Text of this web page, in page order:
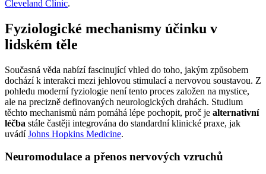
Cleveland Clinic.
Fyziologické mechanismy účinku v
lidském těle
Současná věda nabízí fascinující vhled do toho, jakým způsobem
dochází k interakci mezi jehlovou stimulací a nervovou soustavou. Z
pohledu moderní fyziologie není tento proces založen na mystice,
ale na precizně definovaných neurologických drahách. Studium
těchto mechanismů nám pomáhá lépe pochopit, proč je alternativní
léčba stále častěji integrována do standardní klinické praxe, jak
uvádíJohns Hopkins Medicine.
Neuromodulace a přenos nervových vzruchů